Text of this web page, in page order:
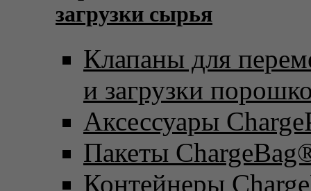
загрузки сырья
Клапаны для
и загрузки
Аксессуары
Пакеты
Контейнеры